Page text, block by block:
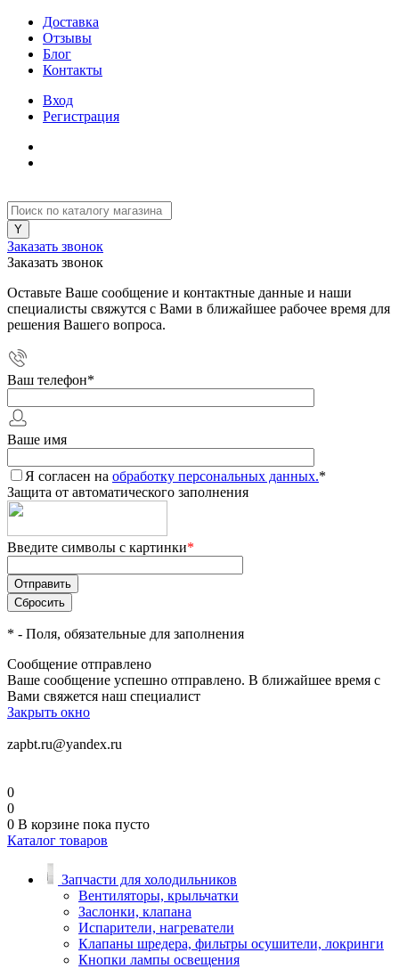
Доставка
Отзывы
Блог
Контакты
Вход
Регистрация
Заказать звонок
Заказать звонок
Оставьте Ваше сообщение и контактные данные и наши
специалисты свяжутся с Вами в ближайшее рабочее время для
решения Вашего вопроса.
Ваш телефон*
Ваше имя
Я согласен на обработку персональных данных.*
Защита от автоматического заполнения
Введите символы с картинки*
* - Поля, обязательные для заполнения
Сообщение отправлено
Ваше сообщение успешно отправлено. В ближайшее время с
Вами свяжется наш специалист
Закрыть окно
zapbt.ru@yandex.ru
0
0
0 В корзине пока пусто
Каталог товаров
Запчасти для холодильников
Вентиляторы, крыльчатки
Заслонки, клапана
Испарители, нагреватели
Клапаны шредера, фильтры осушители, локринги
Кнопки лампы освещения